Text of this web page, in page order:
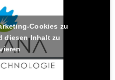
Cookies zu
diesen Inhalt zu